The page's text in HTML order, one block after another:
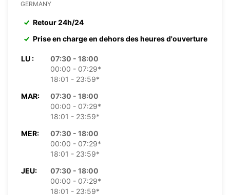
GERMANY
Retour 24h/24
Prise en charge en dehors des heures d'ouverture
LU :
07:30 - 18:00
00:00 - 07:29*
18:01 - 23:59*
MAR:
07:30 - 18:00
00:00 - 07:29*
18:01 - 23:59*
MER:
07:30 - 18:00
00:00 - 07:29*
18:01 - 23:59*
JEU:
07:30 - 18:00
00:00 - 07:29*
18:01 - 23:59*